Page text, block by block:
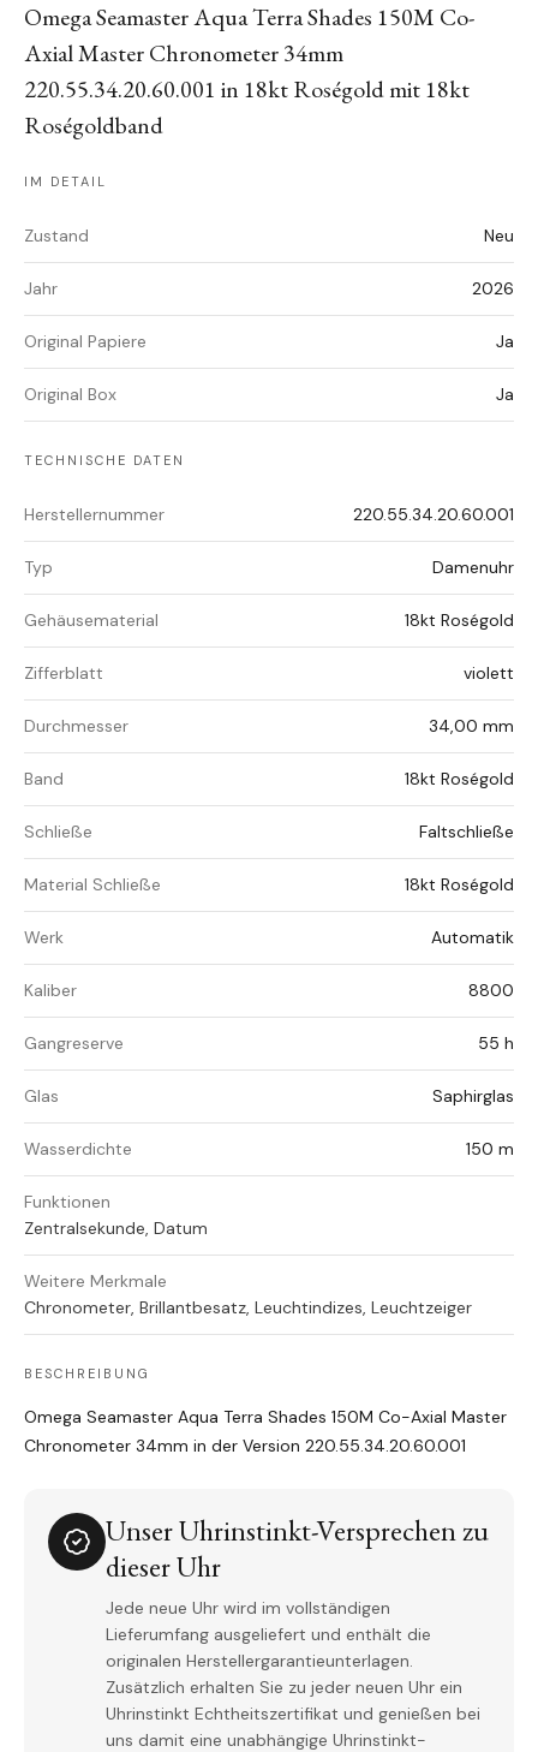
Omega Seamaster Aqua Terra Shades 150M Co-
Axial Master Chronometer 34mm
220.55.34.20.60.001 in 18kt Roségold mit 18kt
Roségoldband
IM DETAIL
Zustand Neu
Jahr 2026
Original Papiere Ja
Original Box Ja
TECHNISCHE DATEN
Herstellernummer 220.55.34.20.60.001
Typ Damenuhr
Gehäusematerial 18kt Roségold
Zifferblatt violett
Durchmesser 34,00 mm
Band 18kt Roségold
Schließe Faltschließe
Material Schließe 18kt Roségold
Werk Automatik
Kaliber 8800
Gangreserve 55 h
Glas Saphirglas
Wasserdichte 150 m
Funktionen
Zentralsekunde, Datum
Weitere Merkmale
Chronometer, Brillantbesatz, Leuchtindizes, Leuchtzeiger
BESCHREIBUNG
Omega Seamaster Aqua Terra Shades 150M Co-Axial Master
Chronometer 34mm in der Version 220.55.34.20.60.001
Unser Uhrinstinkt-Versprechen zu
dieser Uhr
Jede neue Uhr wird im vollständigen
Lieferumfang ausgeliefert und enthält die
originalen Herstellergarantieunterlagen.
Zusätzlich erhalten Sie zu jeder neuen Uhr ein
Uhrinstinkt Echtheitszertifikat und genießen bei
uns damit eine unabhängige Uhrinstinkt-